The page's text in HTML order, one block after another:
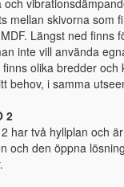
och
mellan skivorna som
Längst ned finns
inte vill använda
olika bredder
behov, i samma
2
har två hyllplan och
och den öppna